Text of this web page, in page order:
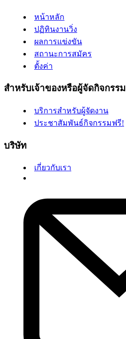
หน้าหลัก
ปฏิทินงานวิ่ง
ผลการแข่งขัน
สถานะการสมัคร
ตั้งค่า
สำหรับเจ้าของหรือผู้จัดกิจกรรม
บริการสำหรับผู้จัดงาน
ประชาสัมพันธ์กิจกรรมฟรี!
บริษัท
เกี่ยวกับเรา